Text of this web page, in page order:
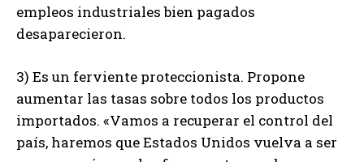
empleos industriales bien pagados
desaparecieron.
3) Es un ferviente proteccionista. Propone
aumentar las tasas sobre todos los productos
importados. «Vamos a recuperar el control del
país, haremos que Estados Unidos vuelva a ser